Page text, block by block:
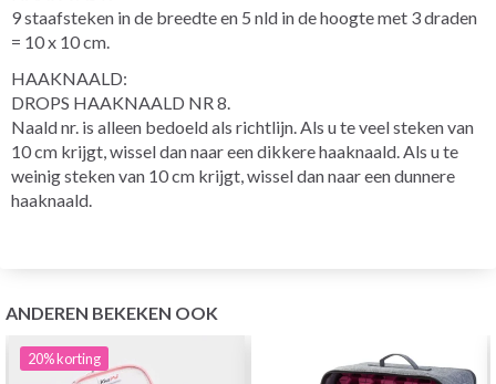
9 staafsteken in de breedte en 5 nld in de hoogte met 3 draden
= 10 x 10 cm.
HAAKNAALD:
DROPS HAAKNAALD NR 8.
Naald nr. is alleen bedoeld als richtlijn. Als u te veel steken van
10 cm krijgt, wissel dan naar een dikkere haaknaald. Als u te
weinig steken van 10 cm krijgt, wissel dan naar een dunnere
haaknaald.
ANDEREN BEKEKEN OOK
20%korting